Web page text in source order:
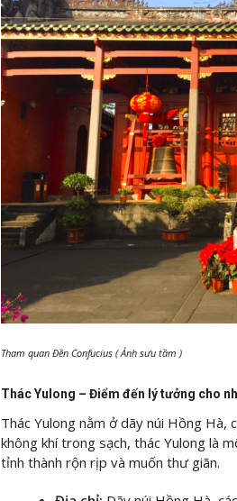
Tham quan Đền Confucius ( Ảnh sưu tầm )
Thác Yulong – Điểm đến lý tưởng cho
Thác Yulong nằm ở dãy núi Hồng Hà,
không khí trong sạch, thác Yulong là
tỉnh thành rộn rịp và muốn thư giãn.